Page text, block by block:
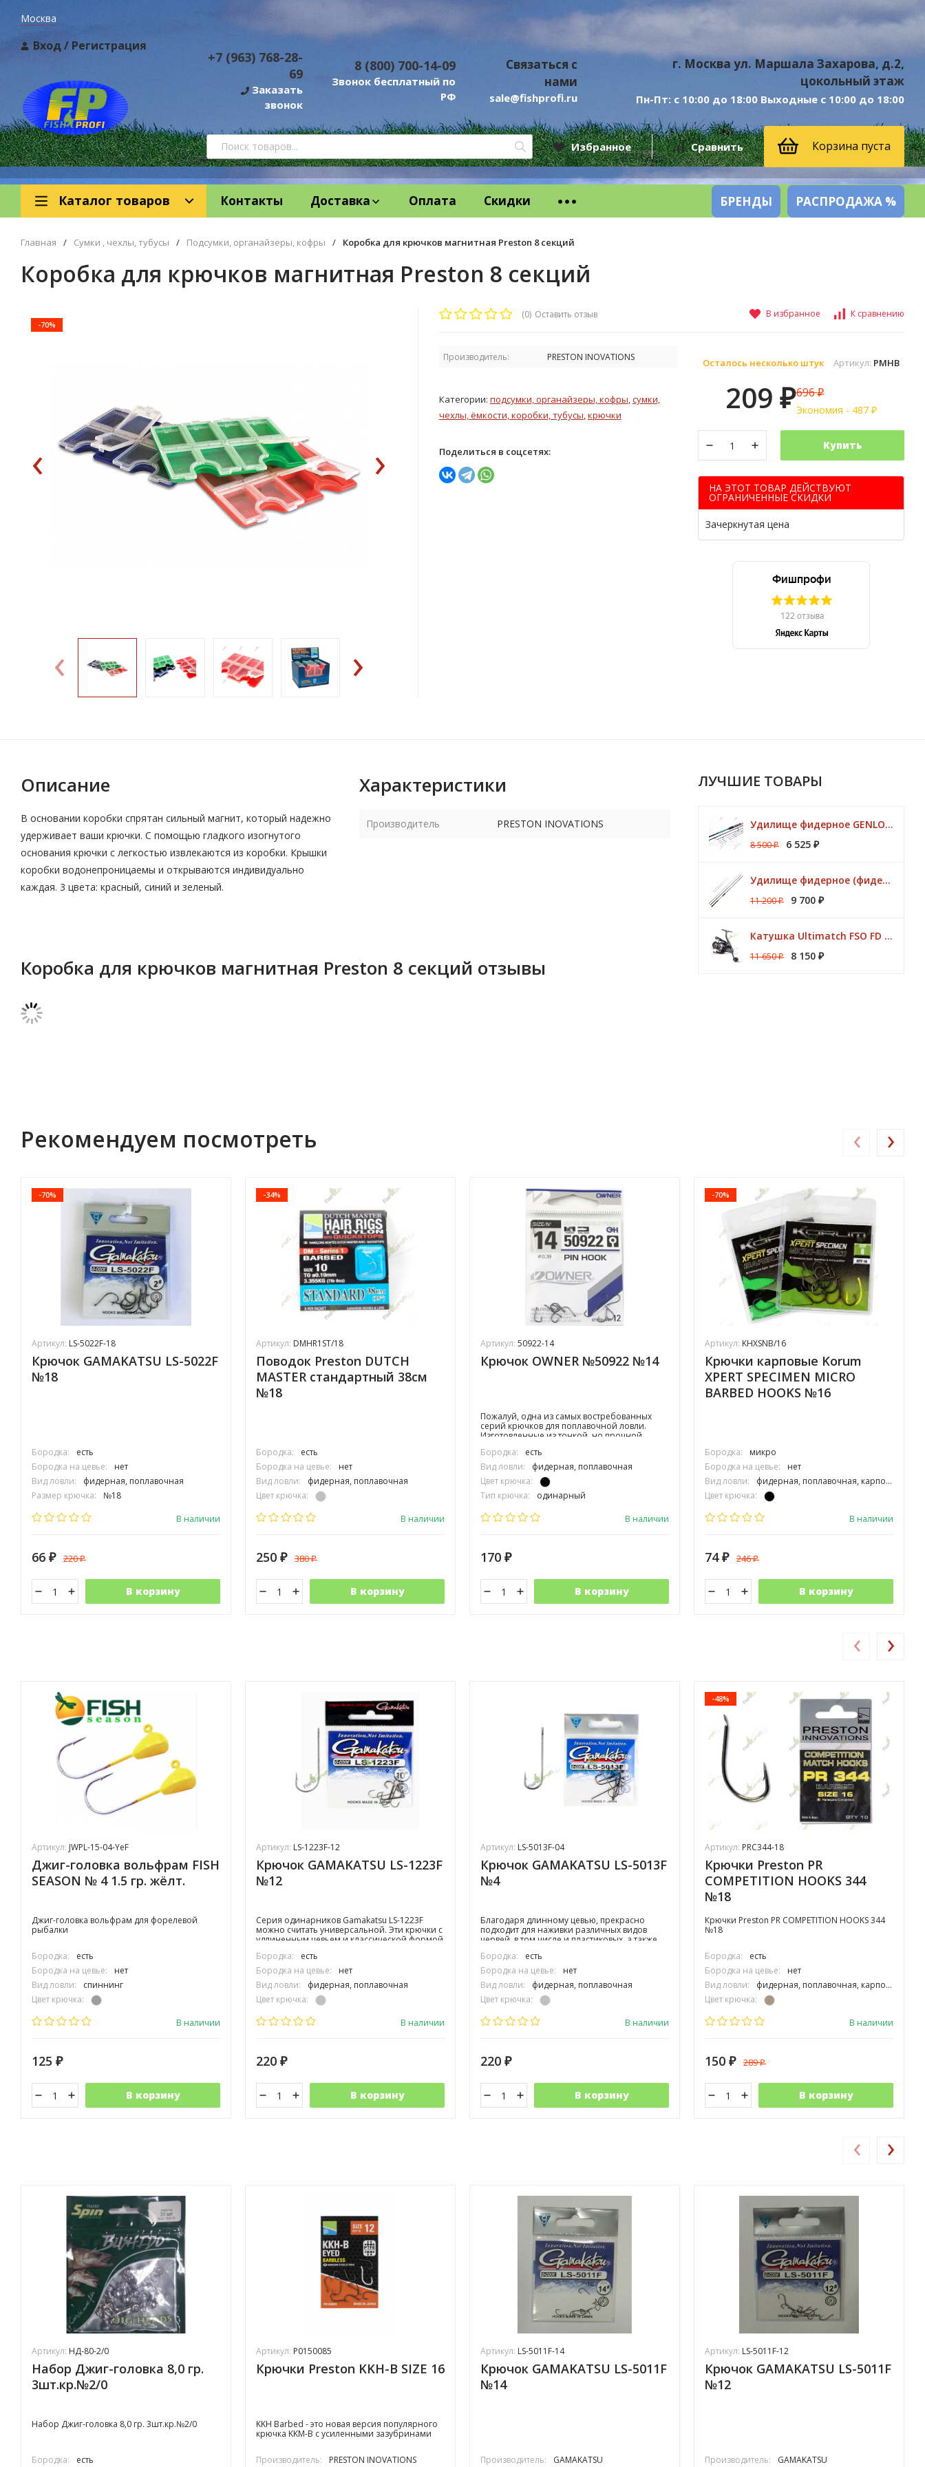
Москва
Вход/ Регистрация
+7 (963) 768-28-
69
Заказать
звонок
8 (800) 700-14-09
Звонок бесплатный по
РФ
Связаться с
нами
sale@fishprofi.ru
г. Москва ул. Маршала Захарова, д.2,
цокольный этаж
Пн-Пт: с 10:00 до 18:00 Выходные с 10:00 до 18:00
Избранное Сравнить Корзина пуста
Каталог товаров Контакты Доставка Оплата Скидки БРЕНДЫ РАСПРОДАЖА %
Главная / Сумки , чехлы, тубусы / Подсумки, органайзеры, кофры / Коробка для крючков магнитная Preston 8 секций
Коробка для крючков магнитная Preston 8 секций
-70%
‹ ›
‹ ›
(0) Оставить отзыв В избранное К сравнению
Производитель: PRESTON INOVATIONS
Категории: подсумки, органайзеры, кофры,сумки,
чехлы, ёмкости, коробки, тубусы,крючки
Поделиться в соцсетях:
Артикул: PMHB
Осталось несколько штук
209 ₽696₽
Экономия - 487 ₽
Купить
НА ЭТОТ ТОВАР ДЕЙСТВУЮТ
ОГРАНИЧЕННЫЕ СКИДКИ
Зачеркнутая цена
ЛУЧШИЕ ТОВАРЫ
Удилище фидерное GENLOG HONESTY HEAVY 3,80 м. до 140 гр.
8 500₽ 6 525 ₽
Удилище фидерное (фидер) ZEMEX (Земекс) IRON FLAT METHOD FEEDER 13" до 140,0 гр
11 200₽ 9 700 ₽
Катушка Ultimatch FSO FD 835 8 подшипников 5,1:1 Browning
11 650₽ 8 150 ₽
Описание
В основании коробки спрятан сильный магнит, который надежно
удерживает ваши крючки. С помощью гладкого изогнутого
основания крючки с легкостью извлекаются из коробки. Крышки
коробки водонепроницаемы и открываются индивидуально
каждая. 3 цвета: красный, синий и зеленый.
Характеристики
Производитель PRESTON INOVATIONS
Коробка для крючков магнитная Preston 8 секций отзывы
Рекомендуем посмотреть
-70%
Артикул: LS-5022F-18
Крючок GAMAKATSU LS-5022F
№18
Бородка:
есть
Бородка на цевье:
нет
Вид ловли:
фидерная, поплавочная
Размер крючка:
№18
Крепление крючка:
В наличии
66 ₽ 220₽
В корзину
-34%
Артикул: DMHR1ST/18
Поводок Preston DUTCH
MASTER стандартный 38см
№18
Бородка:
есть
Бородка на цевье:
нет
Вид ловли:
фидерная, поплавочная
Цвет крючка:
Тип крючка:
В наличии
250 ₽ 380₽
В корзину
Артикул: 50922-14
Крючок OWNER №50922 №14
Пожалуй, одна из самых востребованных
серий крючков для поплавочной ловли.
Изготовленные из тонкой, но прочной
параметрами: чуть удлиненное цевье;
немного скошенный округлый загиб;
аккуратное, не травмирующее рыбу, но
надежно удерживающее после подсечки
жало; удобное колечко для привязки.
Бородка:
есть
Вид ловли:
фидерная, поплавочная
Цвет крючка:
Тип крючка:
одинарный
Размер крючка:
В наличии
170 ₽
В корзину
-70%
Артикул: KHXSNB/16
Крючки карповые Korum
XPERT SPECIMEN MICRO
BARBED HOOKS №16
Бородка:
микро
Бородка на цевье:
нет
Вид ловли:
фидерная, поплавочная, карповая
Цвет крючка:
Тип крючка:
В наличии
74 ₽ 246₽
В корзину
‹ ›
Артикул: JWPL-15-04-YeF
Джиг-головка вольфрам FISH
SEASON № 4 1.5 гр. жёлт.
Джиг-головка вольфрам для форелевой
рыбалки
Бородка:
есть
Бородка на цевье:
нет
Вид ловли:
спиннинг
Цвет крючка:
Тип крючка:
В наличии
125 ₽
В корзину
Артикул: LS-1223F-12
Крючок GAMAKATSU LS-1223F
№12
Серия одинарников Gamakatsu LS-1223F
можно считать универсальной. Эти крючки с
удлиненным цевьем и классической формой
целей.
Бородка:
есть
Бородка на цевье:
нет
Вид ловли:
фидерная, поплавочная
Цвет крючка:
Тип крючка:
В наличии
220 ₽
В корзину
Артикул: LS-5013F-04
Крючок GAMAKATSU LS-5013F
№4
Благодаря длинному цевью, прекрасно
подходит для наживки различных видов
червей, в том числе и пластиковых, а также
отцеплять рыбу, не касаясь ее.
Бородка:
есть
Бородка на цевье:
нет
Вид ловли:
фидерная, поплавочная
Цвет крючка:
Тип крючка:
В наличии
220 ₽
В корзину
-48%
Артикул: PRC344-18
Крючки Preston PR
COMPETITION HOOKS 344
№18
Крючки Preston PR COMPETITION HOOKS 344
№18
Бородка:
есть
Бородка на цевье:
нет
Вид ловли:
фидерная, поплавочная, карповая
Цвет крючка:
Тип крючка:
В наличии
150 ₽ 289₽
В корзину
‹ ›
Артикул: НД-80-2/0
Набор Джиг-головка 8,0 гр.
3шт.кр.№2/0
Набор Джиг-головка 8,0 гр. 3шт.кр.№2/0
Бородка: есть
Артикул: P0150085
Крючки Preston KKH-B SIZE 16
KKH Barbed - это новая версия популярного
крючка KKM-B с усиленными зазубринами
Производитель: PRESTON INOVATIONS
Артикул: LS-5011F-14
Крючок GAMAKATSU LS-5011F
№14
Производитель: GAMAKATSU
Артикул: LS-5011F-12
Крючок GAMAKATSU LS-5011F
№12
Производитель: GAMAKATSU
‹ ›